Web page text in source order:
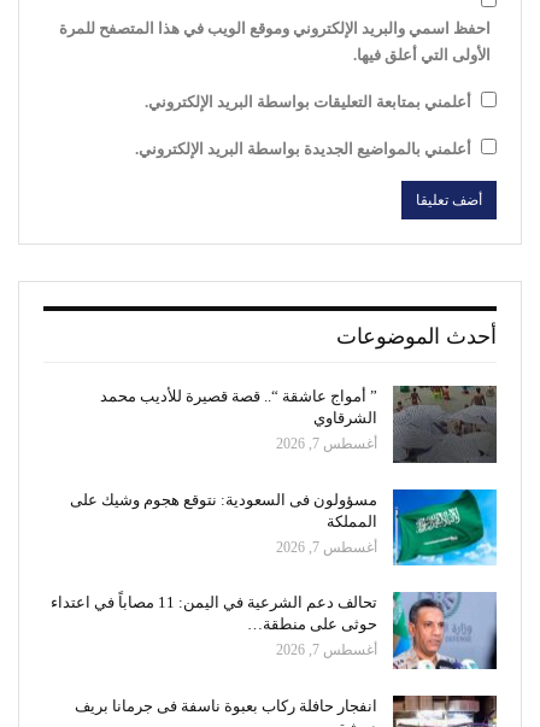
احفظ اسمي والبريد الإلكتروني وموقع الويب في هذا المتصفح للمرة
الأولى التي أعلق فيها.
أعلمني بمتابعة التعليقات بواسطة البريد الإلكتروني.
أعلمني بالمواضيع الجديدة بواسطة البريد الإلكتروني.
أحدث الموضوعات
” أمواج عاشقة “.. قصة قصيرة للأديب محمد
الشرقاوي
أغسطس 7, 2026
مسؤولون فى السعودية: نتوقع هجوم وشيك على
المملكة
أغسطس 7, 2026
تحالف دعم الشرعية في اليمن: 11 مصاباً في اعتداء
حوثى على منطقة…
أغسطس 7, 2026
انفجار حافلة ركاب بعبوة ناسفة فى جرمانا بريف